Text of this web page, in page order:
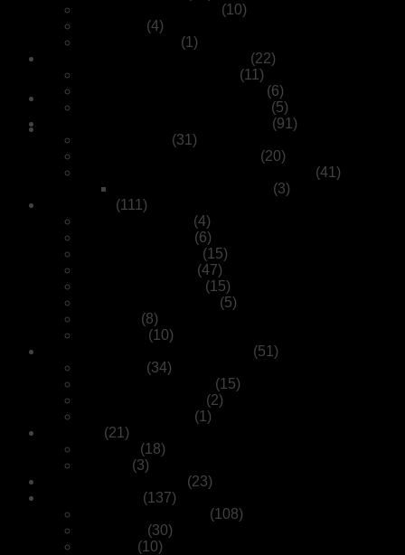
(10)
(4)
(1)
(22)
(11)
(6)
(5)
(91)
(31)
(20)
(41)
(3)
(111)
(4)
(6)
(15)
(47)
(15)
(5)
(8)
(10)
(51)
(34)
(15)
(2)
(1)
(21)
(18)
(3)
(23)
(137)
(108)
(30)
(10)